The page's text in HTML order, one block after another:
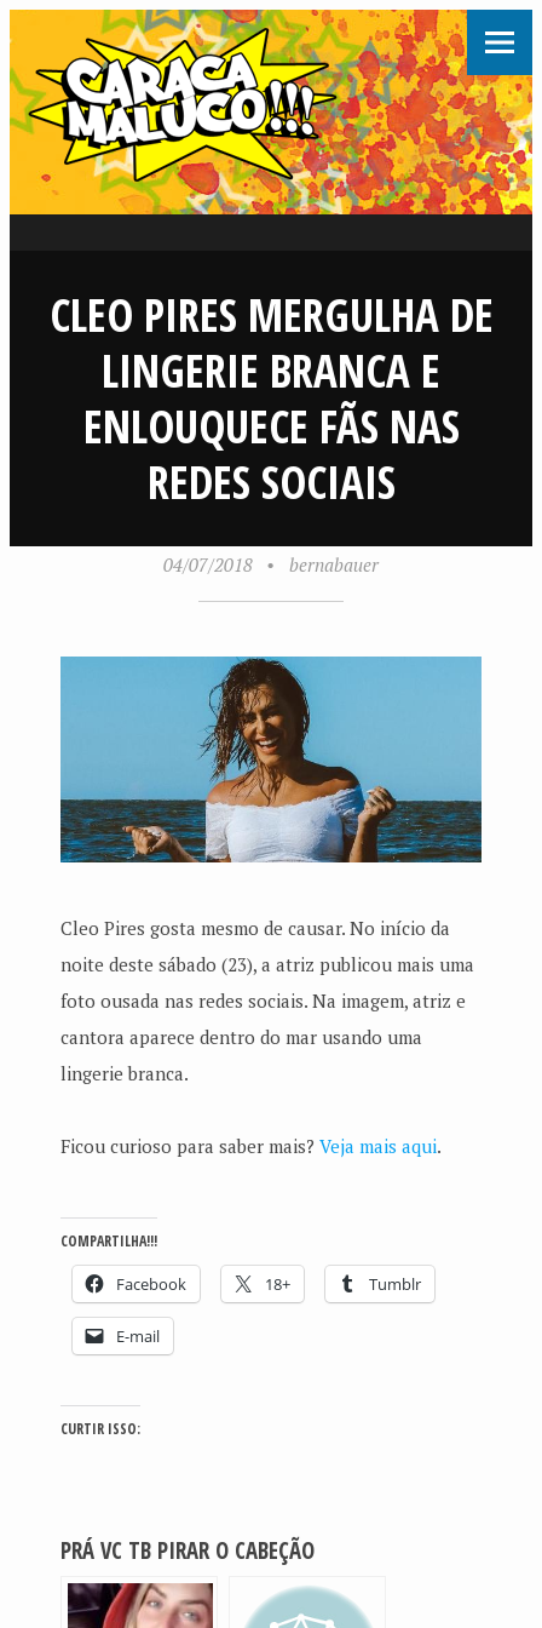
CLEO PIRES MERGULHA DE
LINGERIE BRANCA E
ENLOUQUECE FÃS NAS
REDES SOCIAIS
04/07/2018 • bernabauer
Cleo Pires gosta mesmo de causar. No início da
noite deste sábado (23), a atriz publicou mais uma
foto ousada nas redes sociais. Na imagem, atriz e
cantora aparece dentro do mar usando uma
lingerie branca.
Ficou curioso para saber mais? Veja mais aqui.
COMPARTILHA!!!
Facebook 18+ Tumblr
E-mail
CURTIR ISSO:
PRÁ VC TB PIRAR O CABEÇÃO